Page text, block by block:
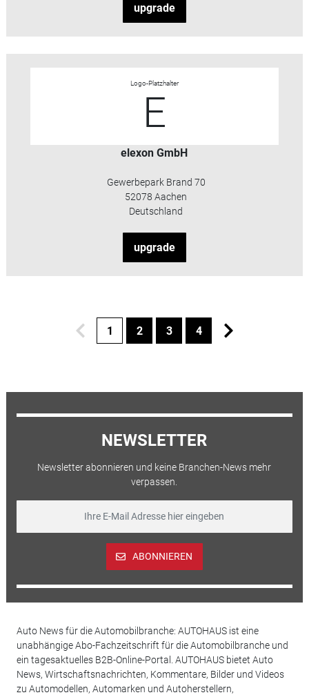
upgrade
Logo-Platzhalter
E
elexon GmbH
Gewerbepark Brand 70
52078 Aachen
Deutschland
upgrade
1 2 3 4
NEWSLETTER
Newsletter abonnieren und keine Branchen-News mehr
verpassen.
ABONNIEREN
Auto News für die Automobilbranche: AUTOHAUS ist eine
unabhängige Abo-Fachzeitschrift für die Automobilbranche und
ein tagesaktuelles B2B-Online-Portal. AUTOHAUS bietet Auto
News, Wirtschaftsnachrichten, Kommentare, Bilder und Videos
zu Automodellen, Automarken und Autoherstellern,